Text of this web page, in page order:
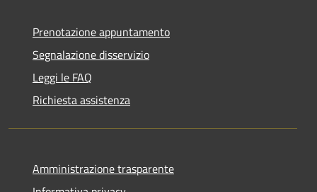
Prenotazione appuntamento
Segnalazione disservizio
Leggi le FAQ
Richiesta assistenza
Amministrazione trasparente